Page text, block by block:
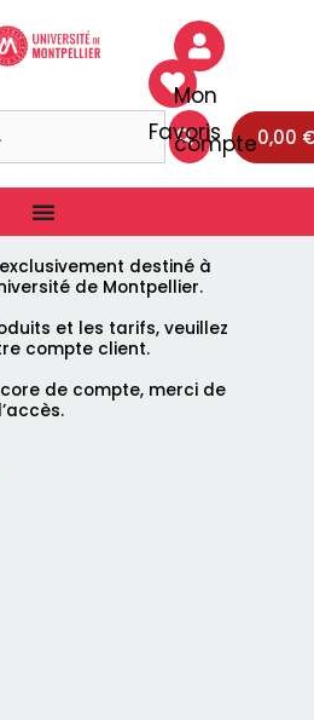
0,00
Favoris
Mon
compte
destiné à
de Montpellier.
et les tarifs, veuillez
compte client.
de compte, merci de